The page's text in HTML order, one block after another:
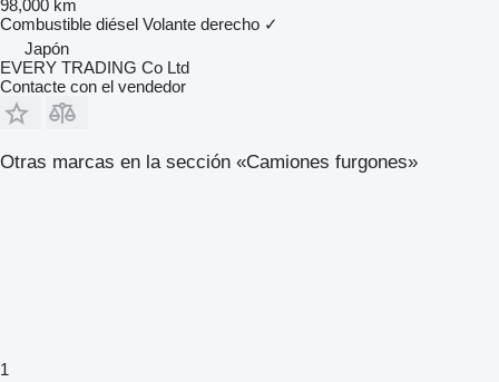
98,000 km
Combustible diésel Volante derecho ✓
Japón
EVERY TRADING Co Ltd
Contacte con el vendedor
Otras marcas en la sección «Camiones furgones»
1